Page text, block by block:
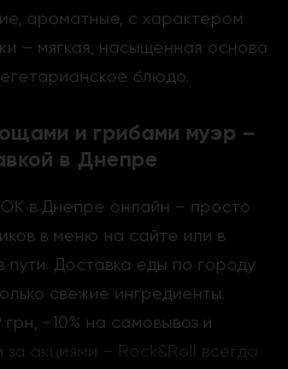
ароматные, с характером
– мягкая, насыщенная основа
блюдо.
и грибами муэр –
в Днепре
в Днепре онлайн – просто
в меню на сайте или в
пути. Доставка еды по городу
свежие ингредиенты.
−10% на самовывоз и
акциями – Rock&Roll всегда